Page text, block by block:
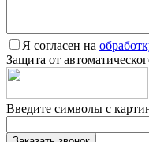
Я согласен на
Защита от
Введите символы с